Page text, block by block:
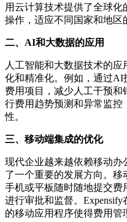
用云计算技术提供了全球
操作，适应不同国家和地区
二、AI和大数据的应用
人工智能和大数据技术的
化和精准化。例如，通过
费用项目，减少人工干预
行费用趋势预测和异常监
性。
三、移动端集成的优化
现代企业越来越依赖移动办
了一个重要的发展方向。
手机或平板随时随地提交
进行审批和监督。
的移动应用程序使得费用管